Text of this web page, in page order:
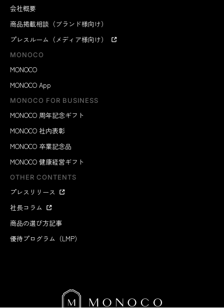
会社概要
商品掲載相談（ブランド様向け）
プレスルーム（メディア様向け）
MONOCO
MONOCO
MONOCO App
MONOCO FOR BUSINESS
MONOCO 周年記念ギフト
MONOCO 社内表彰
MONOCO 卒業記念品
MONOCO 健康経営ギフト
OTHER CONTENTS
プレスリリース
社長コラム
商品の選び方記事
優待プログラム（LMP）